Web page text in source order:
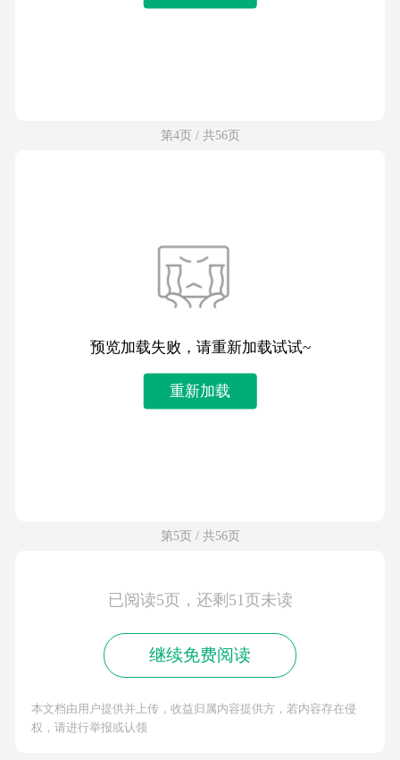
第4页 / 共56页
预览加载失败，请重新加载试试~
重新加载
第5页 / 共56页
已阅读5页，还剩51页未读
继续免费阅读
本文档由用户提供并上传，收益归属内容提供方，若内容存在侵
权，请进行举报或认领